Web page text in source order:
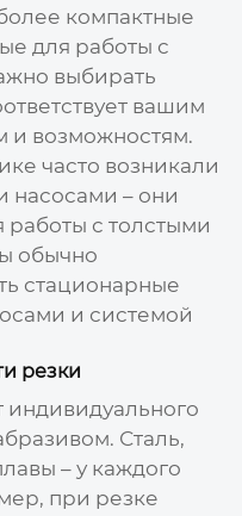
компактные
для работы с
выбирать
вашим
и возможностям.
часто возникали
насосами – они
с толстыми
обычно
стационарные
и системой
резки
Сталь,
– у каждого
при резке